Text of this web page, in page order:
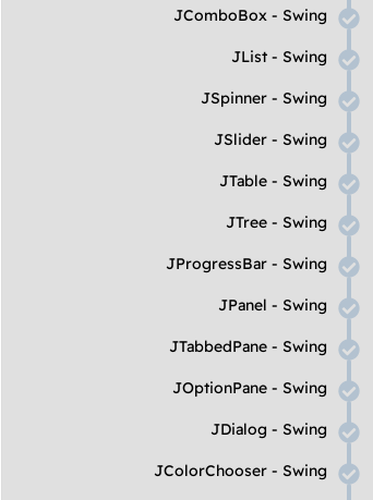
JComboBox - Swing
JList - Swing
JSpinner - Swing
JSlider - Swing
JTable - Swing
JTree - Swing
JProgressBar - Swing
JPanel - Swing
JTabbedPane - Swing
JOptionPane - Swing
JDialog - Swing
JColorChooser - Swing